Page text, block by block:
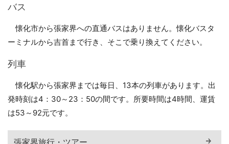
バス
懐化市から張家界への直通バスはありません。懐化バスタ
ーミナルから吉首まで行き、そこで乗り換えてください。
列車
懐化駅から張家界までは毎日、13本の列車があります。出
発時刻は4：30～23：50の間です。所要時間は4時間、運賃
は53～92元です。
張家界旅行・ツアー